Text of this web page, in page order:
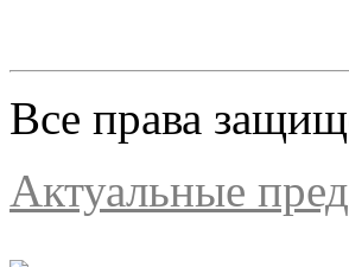
Все права
Актуальные